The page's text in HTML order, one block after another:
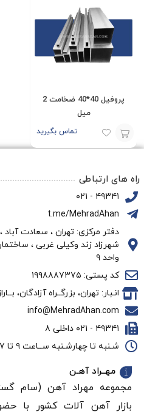
پروفیل 40*40 ضخامت 2
میل
تماس بگیرید
سبد
راه های ارتباطی
۴۹۳۴۱ - ۰۲۱
t.me/MehradAhan
دفتر مرکزی: تهران ، سعادت آباد ،
واحد ۹
کد پستی: ۱۹۹۸۸۸۷۳۷۵
انـبار: تهران، بزرگــراه آزادگان، بــاراز
info@MehradAhan.com
۴۹۳۴۱ - ۰۲۱ داخلی ۸
شـنبه تا چهارشـنبه ســاعت ۹ تا ۱۷ ، پنجشنبه ها سـاعت ۹ تا ۱۳
مهــراد آهـن
مجموعه مهراد آهن (سام
بازار آهن‌ آلات کشور با